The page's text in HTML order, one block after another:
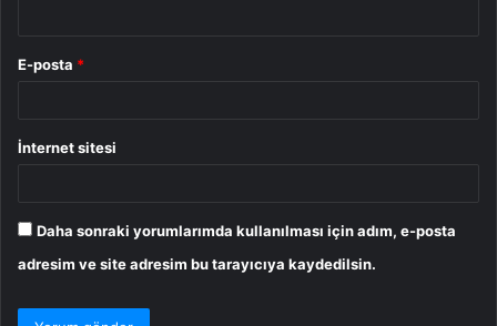
E-posta *
İnternet sitesi
Daha sonraki yorumlarımda kullanılması için adım, e-posta
adresim ve site adresim bu tarayıcıya kaydedilsin.